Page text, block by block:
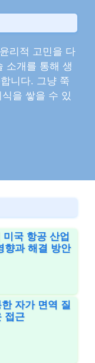
리적 고민을 다
소개를 통해 생
니다. 그냥 쭉
을 쌓을 수 있
국 항공 산업
향과 해결 방안
자가 면역 질
접근